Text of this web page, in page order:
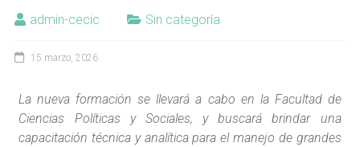
admin-cecic Sin categoría
15 marzo, 2026
La nueva formación se llevará a cabo en la Facultad de
Ciencias Políticas y Sociales, y buscará brindar una
capacitación técnica y analítica para el manejo de grandes